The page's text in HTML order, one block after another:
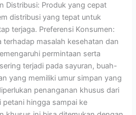
Distribusi: Produk yang cepat
distribusi yang tepat untuk
terjaga. Preferensi Konsumen:
terhadap masalah kesehatan dan
permintaan serta
terjadi pada sayuran, buah-
yang memiliki umur simpan yang
penanganan khusus dari
hingga sampai ke